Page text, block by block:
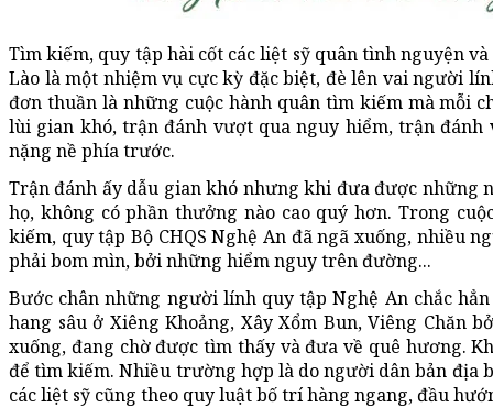
Tìm kiếm, quy tập hài cốt các liệt sỹ quân tình nguyện
Lào là một nhiệm vụ cực kỳ đặc biệt, đè lên vai người
đơn thuần là những cuộc hành quân tìm kiếm mà mỗi
lùi gian khó, trận đánh vượt qua nguy hiểm, trận
nặng nề phía trước.
Trận đánh ấy dẫu gian khó nhưng khi đưa được những
họ, không có phần thưởng nào cao quý hơn. Trong
kiếm, quy tập Bộ CHQS Nghệ An đã ngã xuống, nhiều
phải bom mìn, bởi những hiểm nguy trên đường...
Bước chân những người lính quy tập Nghệ An chắc
hang sâu ở Xiêng Khoảng, Xây Xổm Bun, Viêng Chăn
xuống, đang chờ được tìm thấy và đưa về quê hương.
để tìm kiếm. Nhiều trường hợp là do người dân bản địa
các liệt sỹ cũng theo quy luật bố trí hàng ngang, đầu